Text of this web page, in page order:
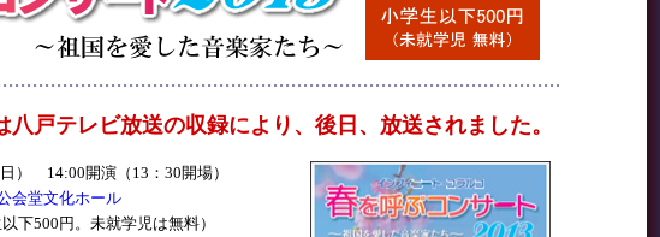
八戸テレビ放送の収録により、後日、放送されました。
） 14:00開演（13：30開場）
会堂文化ホール
下500円。未就学児は無料）